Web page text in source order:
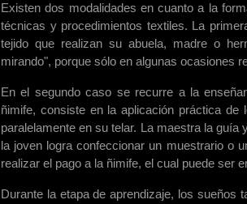
Existen dos modalidades en cuanto a la
técnicas y procedimientos textiles. La
tejido que realizan su abuela, madre o
mirando", porque sólo en algunas ocasiones
En el segundo caso se recurre a la
ñimife, consiste en la aplicación práctica
paralelamente en su telar. La maestra la
la joven logra confeccionar un muestrario o
realizar el pago a la ñimife, el cual puede ser
Durante la etapa de aprendizaje, los sueños